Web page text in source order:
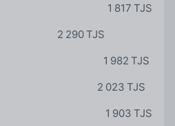
1 817 TJS
2 290 TJS
1 982 TJS
2 023 TJS
1 903 TJS